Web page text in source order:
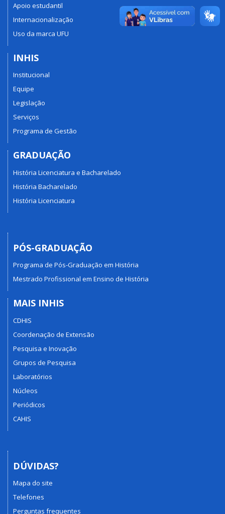
Apoio estudantil
Internacionalização
Uso da marca UFU
INHIS
Institucional
Equipe
Legislação
Serviços
Programa de Gestão
GRADUAÇÃO
História Licenciatura e Bacharelado
História Bacharelado
História Licenciatura
PÓS-GRADUAÇÃO
Programa de Pós-Graduação em História
Mestrado Profissional em Ensino de História
MAIS INHIS
CDHIS
Coordenação de Extensão
Pesquisa e Inovação
Grupos de Pesquisa
Laboratórios
Núcleos
Periódicos
CAHIS
DÚVIDAS?
Mapa do site
Telefones
Perguntas frequentes